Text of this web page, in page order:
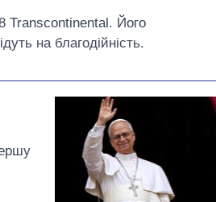
Transcontinental. Його
на благодійність.